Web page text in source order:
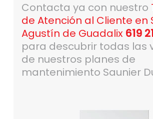
Contacta ya con nuestro
de Atención al Cliente en
Agustín de Guadalix 619
para descubrir todas las
de nuestros planes de
mantenimiento Saunier